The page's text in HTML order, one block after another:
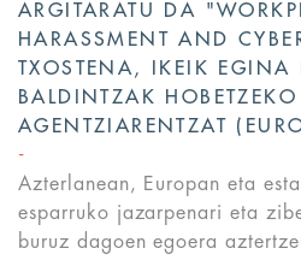
ARGITARATU DA
HARASSMENT AND
TXOSTENA, IKEIK EGINA
BALDINTZAK
AGENTZIARENTZAT
Azterlanean, Europan eta
esparruko jazarpenari eta
buruz dagoen egoera